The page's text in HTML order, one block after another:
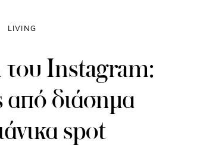
LIVING
του Instagram:
από διάσημα
spot